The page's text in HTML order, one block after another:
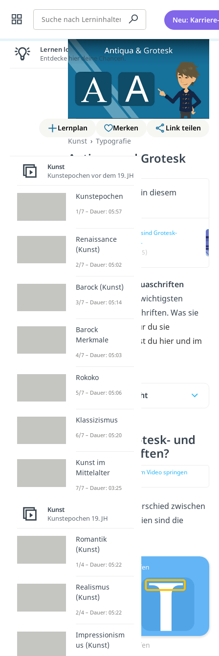
Suche Neu:
Lernplan Merken
Link teilen
Kunst
Typografie
Antiqua und Grotesk
Wichtige Inhalte in diesem
Was sind Grotesk-
Antiquaschriften?
(00:15)
Grotesk- und Antiquaschriften
zählen zu den zwei wichtigsten
Gruppen der Satzschriften. Was sie
ausmacht und wofür du sie
verwendest, erfährst du hier und im
Video.
Inhaltsübersicht
Was sind Grotesk- und
Antiquaschriften?
zur Stelle im Video springen
Der wichtigste Unterschied zwischen
den beiden Kategorien sind die
Serifen
Serifen
Lernen lohnt sich!
Entdecke hier deine Chancen.
Kunst
Kunstepochen vor dem 19. JH
Kunstepochen
1/7 – Dauer: 05:57
Renaissance
(Kunst)
2/7 – Dauer: 05:02
Barock (Kunst)
3/7 – Dauer: 05:14
Barock
Merkmale
4/7 – Dauer: 05:03
Rokoko
5/7 – Dauer: 05:06
Klassizismus
6/7 – Dauer: 05:20
Kunst im
Mittelalter
7/7 – Dauer: 03:25
Kunst
Kunstepochen 19. JH
Romantik
(Kunst)
1/4 – Dauer: 05:22
Realismus
(Kunst)
2/4 – Dauer: 05:22
Impressionism
us (Kunst)